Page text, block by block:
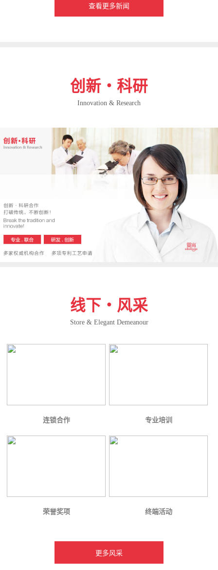
查看更多新闻
创新・科研
Innovation & Research
线下・风采
Store & Elegant Demeanour
连锁合作 专业培训
荣誉奖项 终端活动
更多风采